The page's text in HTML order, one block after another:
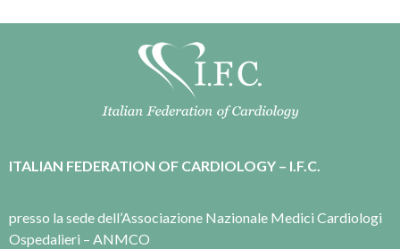
ITALIAN FEDERATION OF CARDIOLOGY – I.F.C.
presso la sede dell’Associazione Nazionale Medici Cardiologi
Ospedalieri – ANMCO